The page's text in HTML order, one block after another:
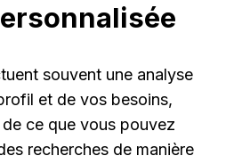
souvent une analyse
et de vos besoins,
ce que vous pouvez
recherches de manière